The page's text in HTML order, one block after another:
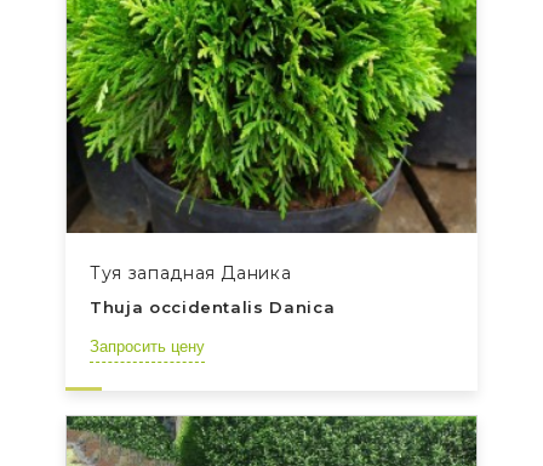
Туя западная Даника
Thuja occidentalis Danica
Запросить цену